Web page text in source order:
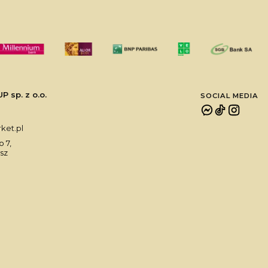
sp. z o.o.
7,
SOCIAL MEDIA